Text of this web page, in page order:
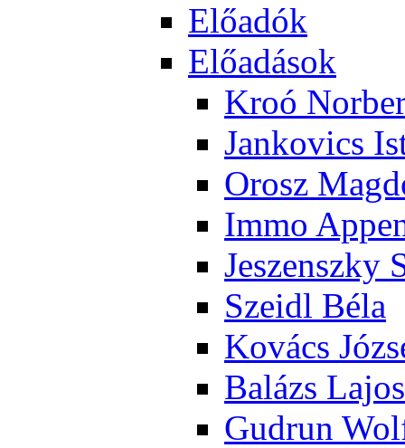
Elő­adók
Elő­adá­sok
Kroó
Jan­ko­vics
Orosz
Im­mo
Je­szensz­ky
Szeidl Bé­la
Ko­vács
Ba­lázs La­jos
Gud­run